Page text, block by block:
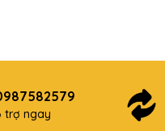
trợ ngay